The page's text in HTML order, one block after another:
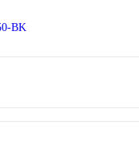
BK